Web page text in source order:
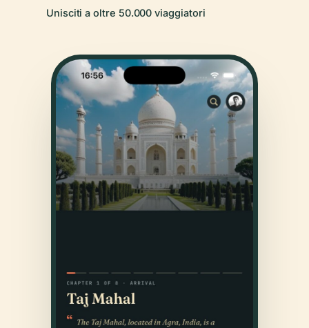
Unisciti a oltre 50.000 viaggiatori